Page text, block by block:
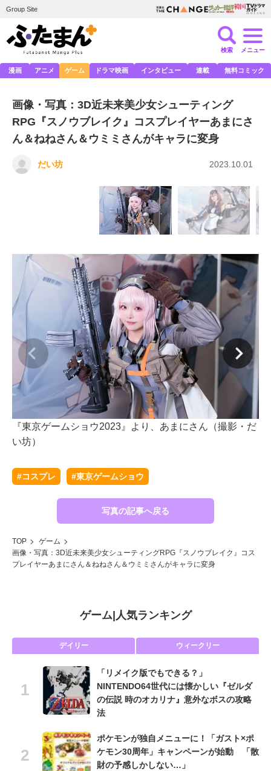
Group Site
検索 メニュー
漫画 アニメ ゲーム ドラマ映画 インタビュー 連載 無料コミック
画像・写真：3D近未来美少女シューティング
RPG『スノウブレイク』コスプレイヤーあまにさ
ん＆ねねさん＆ウミミさんがキャラに変身
だい坊 2023.10.01
『東京ゲームショウ2023』より、あまにさん（撮影・だ
い坊）
#コスプレ #東京ゲームショウ
写真の記事へ戻る
TOP
ゲーム
画像・写真：3D近未来美少女シューティングRPG『スノウブレイク』コス
プレイヤーあまにさん＆ねねさん＆ウミミさんがキャラに変身
ゲーム| 人気ランキング
デイリー ウィークリー
「リメイク版でもできる？」
NINTENDO64世代には懐かしい『ゼルダ
の伝説 時のオカリナ』意外なボスの攻略
法
ポケモンが独自メニューに！「ガスト×ポ
ケモン30周年」キャンペーンが始動 「散
財の予感しかしない…」